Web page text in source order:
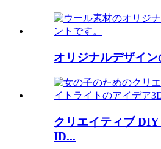
オリジナルデザイ
クリエイティブ DIY
ID...